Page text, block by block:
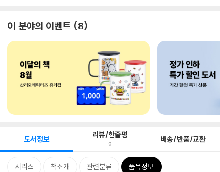
이 분야의 이벤트 8
도서정보 리뷰/한줄평
0 배송/반품/교환
시리즈 책소개 관련분류 품목정보